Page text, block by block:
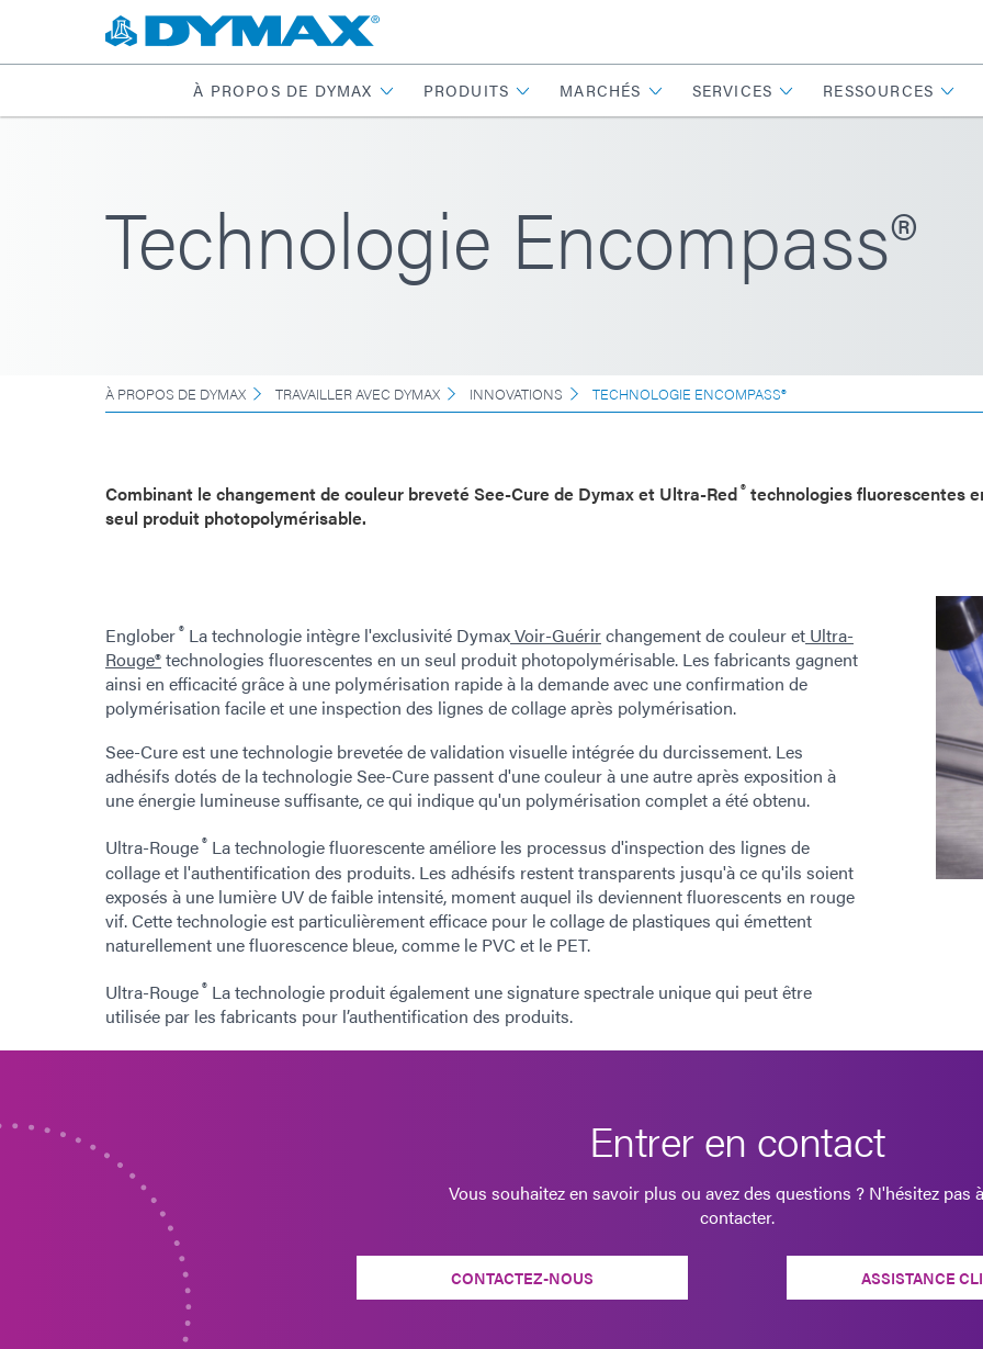
À PROPOS DE DYMAX PRODUITS MARCHÉS SERVICES RESSOURCES
Technologie Encompass®
À PROPOS DE DYMAX TRAVAILLER AVEC DYMAX INNOVATIONS TECHNOLOGIE ENCOMPASS®
Combinant le changement de couleur breveté See-Cure de Dymax et Ultra-Red® technologies fluorescentes
seul produit photopolymérisable.
Englober® La technologie intègre l'exclusivité DymaxVoir-Guérirchangement de couleur et Ultra-
Rouge®technologies fluorescentes en un seul produit photopolymérisable. Les fabricants gagnent
ainsi en efficacité grâce à une polymérisation rapide à la demande avec une confirmation de
polymérisation facile et une inspection des lignes de collage après polymérisation.
See-Cure est une technologie brevetée de validation visuelle intégrée du durcissement. Les
adhésifs dotés de la technologie See-Cure passent d'une couleur à une autre après exposition à
une énergie lumineuse suffisante, ce qui indique qu'un polymérisation complet a été obtenu.
Ultra-Rouge® La technologie fluorescente améliore les processus d'inspection des lignes de
collage et l'authentification des produits. Les adhésifs restent transparents jusqu'à ce qu'ils soient
exposés à une lumière UV de faible intensité, moment auquel ils deviennent fluorescents en rouge
vif. Cette technologie est particulièrement efficace pour le collage de plastiques qui émettent
naturellement une fluorescence bleue, comme le PVC et le PET.
Ultra-Rouge® La technologie produit également une signature spectrale unique qui peut être
utilisée par les fabricants pour l’authentification des produits.
Entrer en contact
Vous souhaitez en savoir plus ou avez des questions ? N'hésitez pas
contacter.
CONTACTEZ-NOUS ASSISTANCE